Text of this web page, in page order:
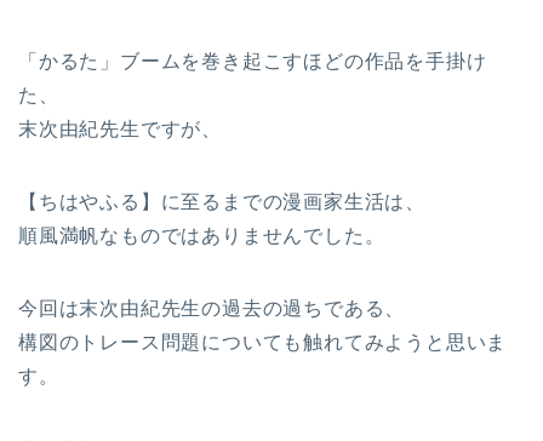
「かるた」ブームを巻き起こすほどの作品を手掛け
た、
末次由紀先生ですが、
【ちはやふる】に至るまでの漫画家生活は、
順風満帆なものではありませんでした。
今回は末次由紀先生の過去の過ちである、
構図のトレース問題についても触れてみようと思いま
す。